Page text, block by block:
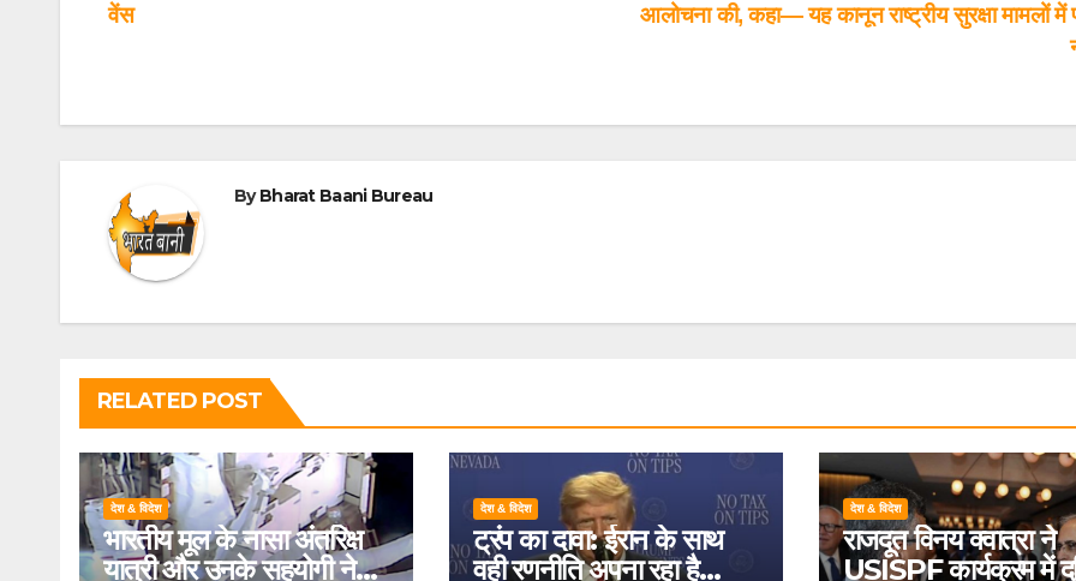
आलोचना की, कहा— यह कानून राष्ट्रीय सुरक्षा मामलों में
वेंस
ByBharat Baani Bureau
RELATED POST
देश & विदेश
भारतीय मूल के नासा अंतरिक्ष
यात्री और उनके सहयोगी ने
देश & विदेश
ट्रंप का दावा: ईरान के साथ
वही रणनीति अपना रहा है
देश & विदेश
राजदूत विनय क्वात्रा ने
USISPF कार्यक्रम में